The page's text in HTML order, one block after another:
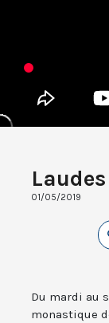
01/05/2019
Du mardi au
monastique